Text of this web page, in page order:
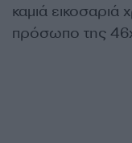
καμιά εικοσαριά
πρόσωπο της